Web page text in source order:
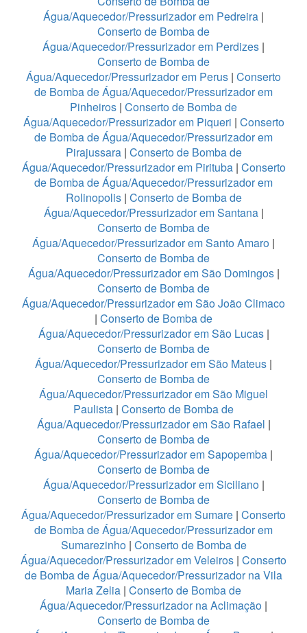
Água/Aquecedor/Pressurizador em Pedreira |
Conserto de Bomba de
Água/Aquecedor/Pressurizador em Perdizes |
Conserto de Bomba de
Água/Aquecedor/Pressurizador em Perus | Conserto
de Bomba de Água/Aquecedor/Pressurizador em
Pinheiros | Conserto de Bomba de
Água/Aquecedor/Pressurizador em Piqueri | Conserto
de Bomba de Água/Aquecedor/Pressurizador em
Pirajussara| Conserto de Bomba de
Água/Aquecedor/Pressurizador em Pirituba| Conserto
de Bomba de Água/Aquecedor/Pressurizador em
Rolinopolis| Conserto de Bomba de
Água/Aquecedor/Pressurizador em Santana|
Conserto de Bomba de
Água/Aquecedor/Pressurizador em Santo Amaro |
Conserto de Bomba de
Água/Aquecedor/Pressurizador em São Domingos|
Conserto de Bomba de
Água/Aquecedor/Pressurizador em São João Climaco
| Conserto de Bomba de
Água/Aquecedor/Pressurizador em São Lucas|
Conserto de Bomba de
Água/Aquecedor/Pressurizador em São Mateus |
Conserto de Bomba de
Água/Aquecedor/Pressurizador em São Miguel
Paulista | Conserto de Bomba de
Água/Aquecedor/Pressurizador em São Rafael |
Conserto de Bomba de
Água/Aquecedor/Pressurizador em Sapopemba |
Conserto de Bomba de
Água/Aquecedor/Pressurizador em Siciliano|
Conserto de Bomba de
Água/Aquecedor/Pressurizador em Sumare | Conserto
de Bomba de Água/Aquecedor/Pressurizador em
Sumarezinho| Conserto de Bomba de
Água/Aquecedor/Pressurizador em Veleiros | Conserto
de Bomba de Água/Aquecedor/Pressurizador na Vila
Maria Zelia | Conserto de Bomba de
Água/Aquecedor/Pressurizador na Aclimação |
Conserto de Bomba de